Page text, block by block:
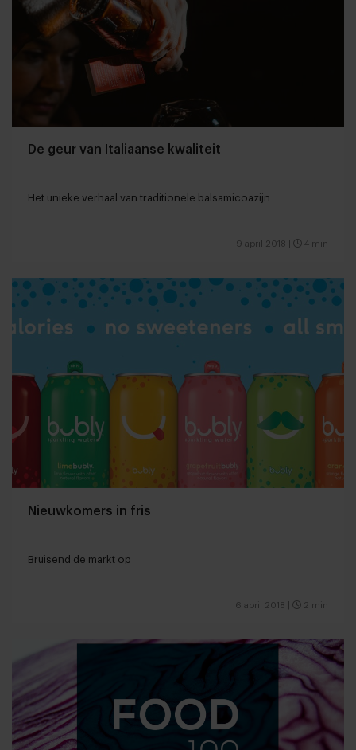
De geur van Italiaanse kwaliteit
Het unieke verhaal van traditionele balsamicoazijn
9 april 2018 4 min
Nieuwkomers in fris
Bruisend de markt op
6 april 2018 2 min